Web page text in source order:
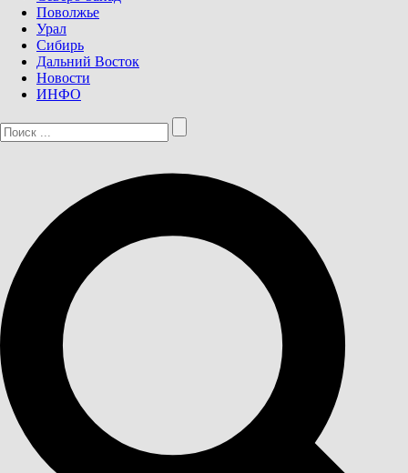
Поволжье
Урал
Сибирь
Дальний Восток
Новости
ИНФО